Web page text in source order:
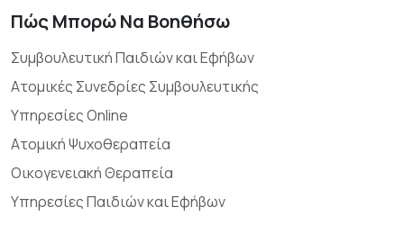
Πώς Μπορώ Να Βοηθήσω
Συμβουλευτική Παιδιών και Εφήβων
Ατομικές Συνεδρίες Συμβουλευτικής
Υπηρεσίες Online
Ατομική Ψυχοθεραπεία
Οικογενειακή Θεραπεία
Υπηρεσίες Παιδιών και Εφήβων